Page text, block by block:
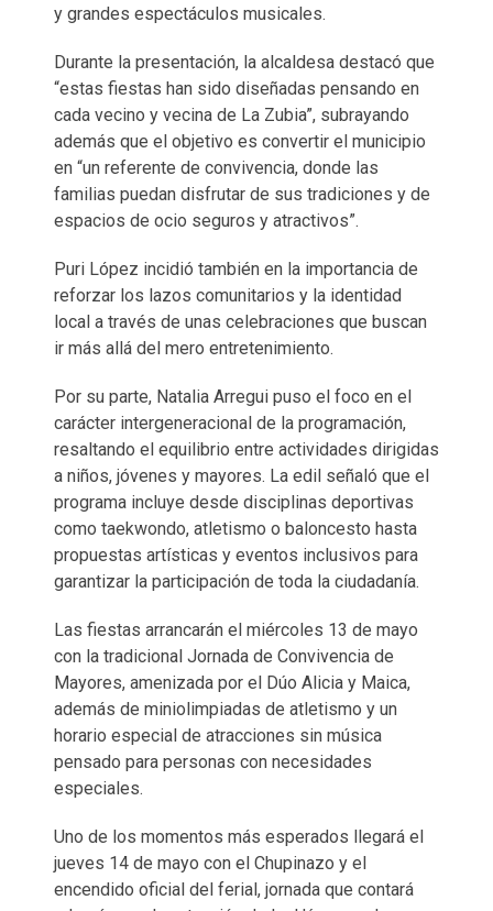
y grandes espectáculos musicales.
Durante la presentación, la alcaldesa destacó que
“estas fiestas han sido diseñadas pensando en
cada vecino y vecina de La Zubia”, subrayando
además que el objetivo es convertir el municipio
en “un referente de convivencia, donde las
familias puedan disfrutar de sus tradiciones y de
espacios de ocio seguros y atractivos”.
Puri López incidió también en la importancia de
reforzar los lazos comunitarios y la identidad
local a través de unas celebraciones que buscan
ir más allá del mero entretenimiento.
Por su parte, Natalia Arregui puso el foco en el
carácter intergeneracional de la programación,
resaltando el equilibrio entre actividades dirigidas
a niños, jóvenes y mayores. La edil señaló que el
programa incluye desde disciplinas deportivas
como taekwondo, atletismo o baloncesto hasta
propuestas artísticas y eventos inclusivos para
garantizar la participación de toda la ciudadanía.
Las fiestas arrancarán el miércoles 13 de mayo
con la tradicional Jornada de Convivencia de
Mayores, amenizada por el Dúo Alicia y Maica,
además de miniolimpiadas de atletismo y un
horario especial de atracciones sin música
pensado para personas con necesidades
especiales.
Uno de los momentos más esperados llegará el
jueves 14 de mayo con el Chupinazo y el
encendido oficial del ferial, jornada que contará